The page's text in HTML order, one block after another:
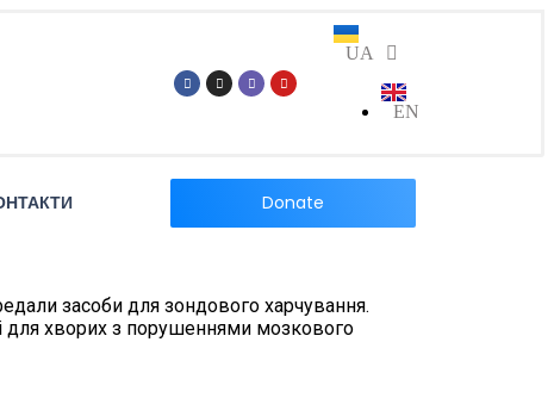
UA
EN
Donate
засоби для зондового харчування.
для хворих з порушеннями мозкового